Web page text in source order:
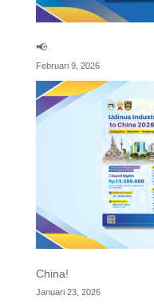
📢
Februari 9, 2026
China!
Januari 23, 2026